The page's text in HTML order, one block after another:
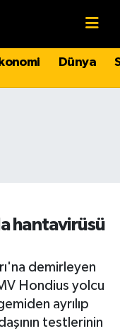
Dünya
hantavirüsü
demirleyen
MV Hondius yolcu
ayrılıp
testlerinin